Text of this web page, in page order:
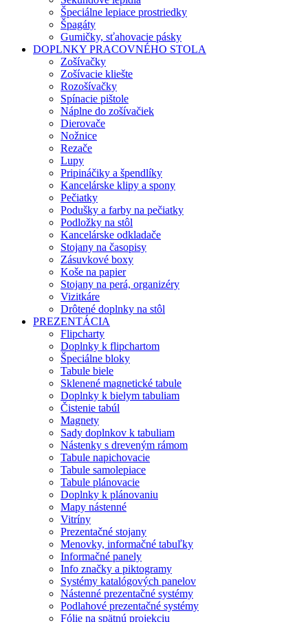
Špeciálne lepiace prostriedky
Špagáty
Gumičky, sťahovacie pásky
DOPLNKY PRACOVNÉHO STOLA
Zošívačky
Zošívacie kliešte
Rozošívačky
Spínacie pištole
Náplne do zošívačiek
Dierovače
Nožnice
Rezače
Lupy
Pripináčiky a špendlíky
Kancelárske klipy a spony
Pečiatky
Podušky a farby na pečiatky
Podložky na stôl
Kancelárske odkladače
Stojany na časopisy
Zásuvkové boxy
Koše na papier
Stojany na perá, organizéry
Vizitkáre
Drôtené doplnky na stôl
PREZENTÁCIA
Flipcharty
Doplnky k flipchartom
Špeciálne bloky
Tabule biele
Sklenené magnetické tabule
Doplnky k bielym tabuliam
Čistenie tabúl
Magnety
Sady doplnkov k tabuliam
Nástenky s dreveným rámom
Tabule napichovacie
Tabule samolepiace
Tabule plánovacie
Doplnky k plánovaniu
Mapy nástenné
Vitríny
Prezentačné stojany
Menovky, informačné tabuľky
Informačné panely
Info značky a piktogramy
Systémy katalógových panelov
Nástenné prezentačné systémy
Podlahové prezentačné systémy
Fólie na spätnú projekciu